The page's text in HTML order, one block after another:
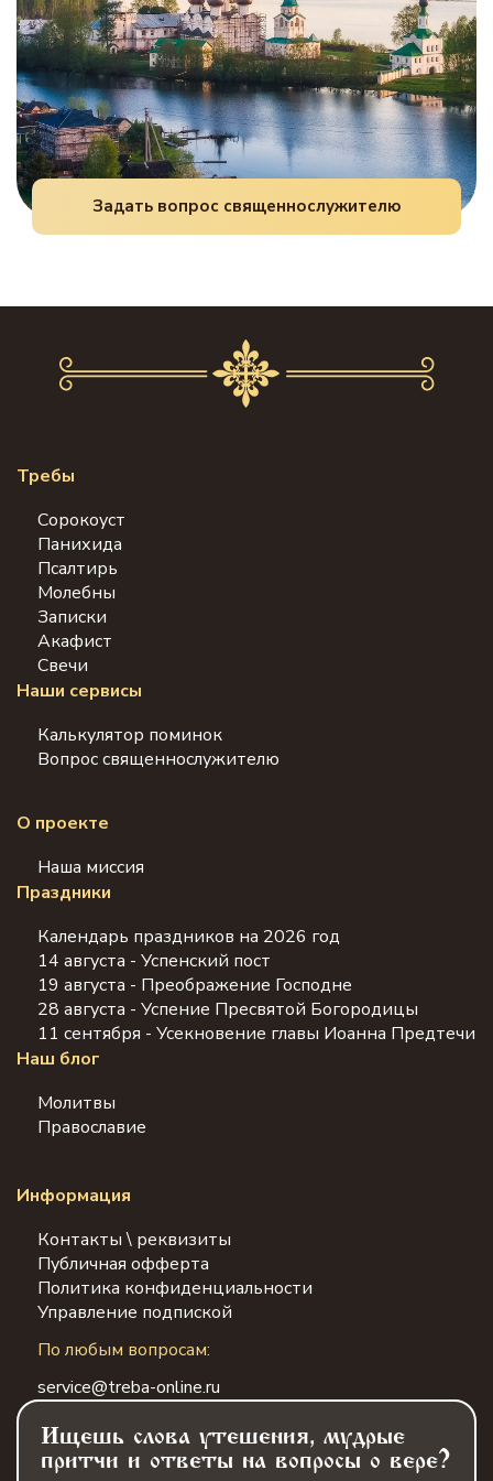
Задать вопрос священнослужителю
Требы
Сорокоуст
Панихида
Псалтирь
Молебны
Записки
Акафист
Свечи
Наши сервисы
Калькулятор поминок
Вопрос священнослужителю
О проекте
Наша миссия
Праздники
Календарь праздников на 2026 год
14 августа - Успенский пост
19 августа - Преображение Господне
28 августа - Успение Пресвятой Богородицы
11 сентября - Усекновение главы Иоанна Предтечи
Наш блог
Молитвы
Православие
Информация
Контакты \ реквизиты
Публичная офферта
Политика конфиденциальности
Управление подпиской
По любым вопросам:
service@treba-online.ru
Ищешь слова утешения, мудрые
притчи и ответы на вопросы о вере?